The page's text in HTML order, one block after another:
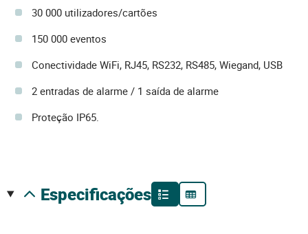
30 000 utilizadores/cartões
150 000 eventos
Conectividade WiFi, RJ45, RS232, RS485, Wiegand, USB
2 entradas de alarme / 1 saída de alarme
Proteção IP65.
especificações